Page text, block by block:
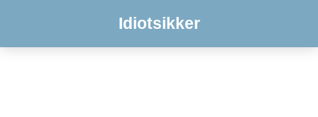
Idiotsikker